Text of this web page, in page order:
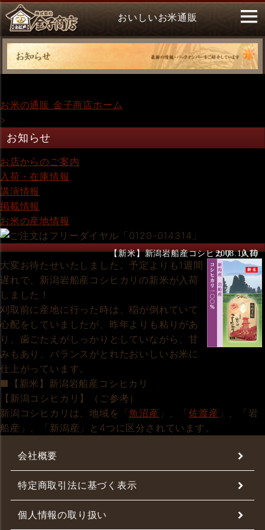
おいしいお米通販
お米の通販 金子商店ホーム
>
お知らせ
お店からのご案内
入荷・在庫情報
講演情報
掲載情報
お米の産地情報
【新米】新潟岩船産コシヒカリ 入荷
2008.10.10
大変お待たせいたしました。予定よりも1週間
遅れで、新潟岩船産コシヒカリの新米が入荷
しました！
刈取前に産地に行った時は、稲が倒れていて
心配をしていましたが、昨年よりも粘りがあ
り、歯ごたえがしっかりとしていながら、甘
みもあり、バランスがとれたおいしいお米に
仕上がっています。
■【新米】新潟岩船産コシヒカリ
【新潟コシヒカリ】（ご参考）
新潟コシヒカリは、地域を「魚沼産 」、「佐渡産 」、「岩
船産」、「新潟産」と4つに区分されています。
会社概要
特定商取引法に基づく表示
個人情報の取り扱い